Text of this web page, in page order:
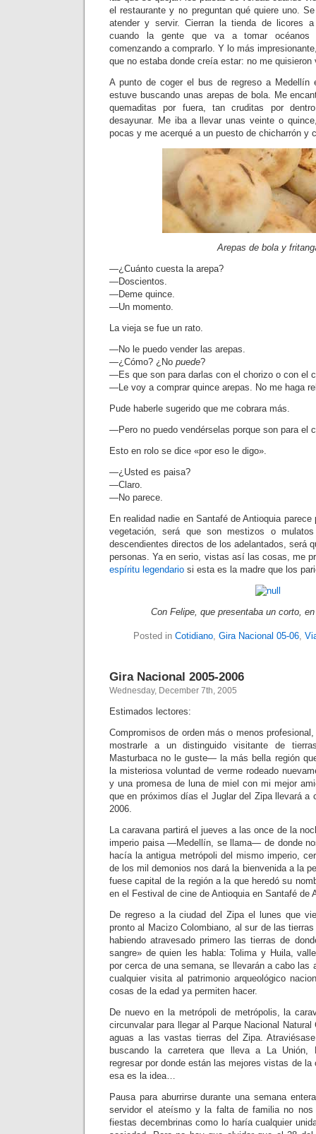
el restaurante y no preguntan qué quiere uno.
atender y servir. Cierran la tienda de licores
cuando la gente que va a tomar océanos
comenzando a comprarlo. Y lo más
que no estaba donde creía estar: no me quisieron
A punto de coger el bus de regreso a Medellín
estuve buscando unas arepas de bola. Me
quemaditas por fuera, tan cruditas por
desayunar. Me iba a llevar unas veinte o
pocas y me acerqué a un puesto de chicharrón y
Arepas de bola y
—¿Cuánto cuesta la arepa?
—Doscientos.
—Deme quince.
—Un momento.
La vieja se fue un rato.
—No le puedo vender las arepas.
—¿Cómo? ¿No puede?
—Es que son para darlas con el chorizo o con el
—Le voy a comprar quince arepas. No me haga
Pude haberle sugerido que me cobrara más.
—Pero no puedo vendérselas porque son para el
Esto en rolo se dice «por eso le digo».
—¿Usted es paisa?
—Claro.
—No parece.
En realidad nadie en Santafé de Antioquia
vegetación, será que son mestizos o
descendientes directos de los adelantados, será
personas. Ya en serio, vistas así las cosas, me
espíritu legendario si esta es la madre que los
Con Felipe, que presentaba un corto,
Posted in Cotidiano, Gira Nacional 05-06,
Gira Nacional 2005-2006
Wednesday, December 7th, 2005
Estimados lectores:
Compromisos de orden más o menos
mostrarle a un distinguido visitante de
Masturbaca no le guste— la más bella región
la misteriosa voluntad de verme rodeado
y una promesa de luna de miel con mi mejor
que en próximos días el Juglar del Zipa llevará a
2006.
La caravana partirá el jueves a las once de la
imperio paisa —Medellín, se llama— de donde
hacía la antigua metrópoli del mismo imperio,
de los mil demonios nos dará la bienvenida a la
fuese capital de la región a la que heredó su
en el Festival de cine de Antioquia en Santafé de
De regreso a la ciudad del Zipa el lunes que
pronto al Macizo Colombiano, al sur de las
habiendo atravesado primero las tierras de
sangre» de quien les habla: Tolima y Huila,
por cerca de una semana, se llevarán a cabo las
cualquier visita al patrimonio arqueológico
cosas de la edad ya permiten hacer.
De nuevo en la metrópoli de metrópolis, la
circunvalar para llegar al Parque Nacional
aguas a las vastas tierras del Zipa.
buscando la carretera que lleva a La Unión,
regresar por donde están las mejores vistas de la
esa es la idea…
Pausa para aburrirse durante una semana
servidor el ateísmo y la falta de familia no nos
fiestas decembrinas como lo haría cualquier